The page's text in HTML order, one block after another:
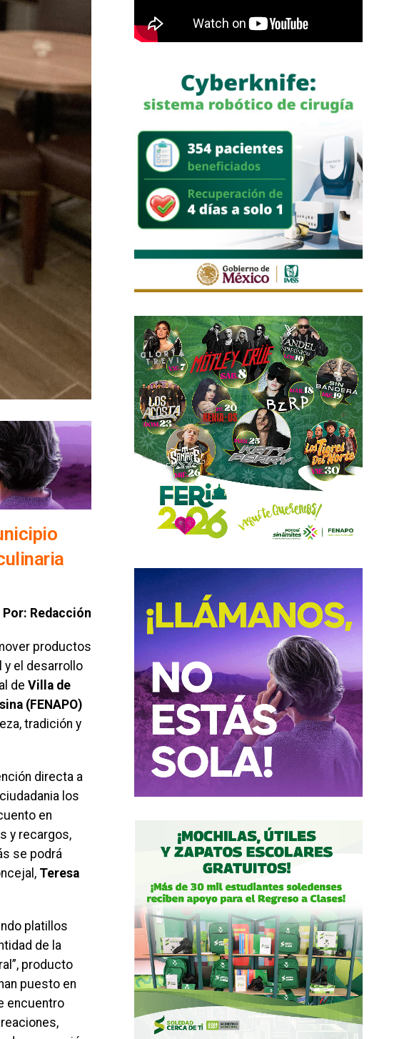
Por: Redacción
productos
y el desarrollo
de Villa de
(FENAPO)
tradición y
directa a
los
en
y recargos,
se podrá
Teresa
platillos
de la
producto
puesto en
encuentro